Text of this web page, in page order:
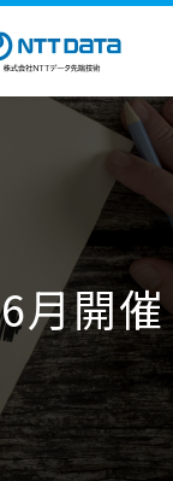
AWS
ル
わせ
AWS
ル
わせ
AWS
ル
わせ
AWS
ル
わせ
AWS
ル
わせ
AWS
ル
わせ
AWS
ル
わせ
月開催